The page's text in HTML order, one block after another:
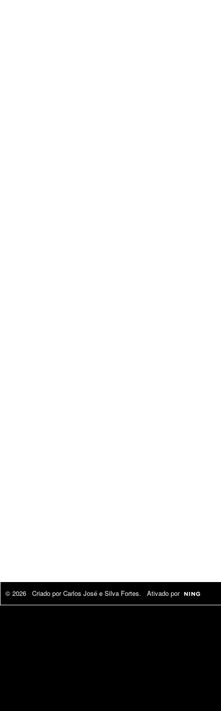
© 2026 Criado porCarlos José e Silva Fortes. Ativado por